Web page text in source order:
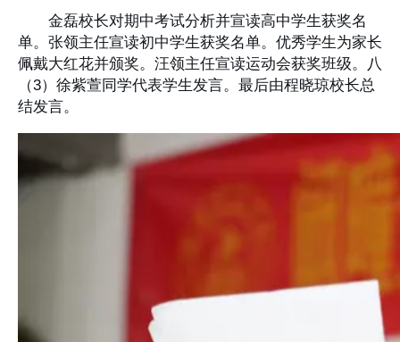
金磊校长对期中考试分析并宣读高中学生获奖名
单。张领主任宣读初中学生获奖名单。优秀学生为家长
佩戴大红花并颁奖。汪领主任宣读运动会获奖班级。八
（3）徐紫萱同学代表学生发言。最后由程晓琼校长总
结发言。